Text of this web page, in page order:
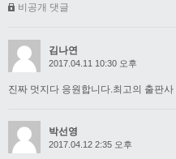
비공개 댓글
김나연
2017.04.11 10:30 오후
진짜 멋지다 응원합니다.최고의 출판사 ..
박선영
2017.04.12 2:35 오후